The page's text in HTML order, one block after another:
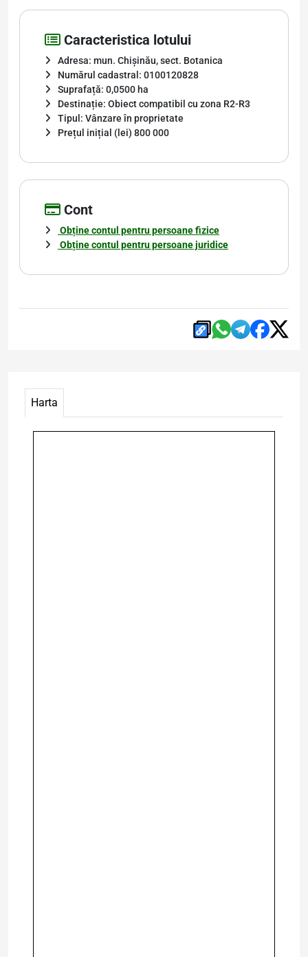
Caracteristica lotului
Adresa: mun. Chișinău, sect. Botanica
Numărul cadastral: 0100120828
Suprafață: 0,0500 ha
Destinație: Obiect compatibil cu zona R2-R3
Tipul: Vânzare în proprietate
Prețul inițial (lei) 800 000
Cont
Obține contul pentru persoane fizice
Obține contul pentru persoane juridice
Harta